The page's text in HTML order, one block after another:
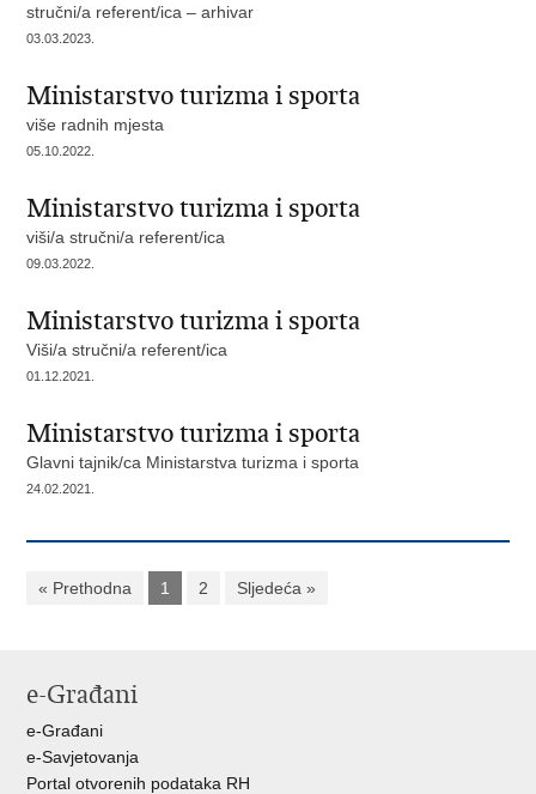
stručni/a referent/ica – arhivar
03.03.2023.
Ministarstvo turizma i sporta
više radnih mjesta
05.10.2022.
Ministarstvo turizma i sporta
viši/a stručni/a referent/ica
09.03.2022.
Ministarstvo turizma i sporta
Viši/a stručni/a referent/ica
01.12.2021.
Ministarstvo turizma i sporta
Glavni tajnik/ca Ministarstva turizma i sporta
24.02.2021.
« Prethodna 1 2 Sljedeća »
e-Građani
e-Građani
e-Savjetovanja
Portal otvorenih podataka RH